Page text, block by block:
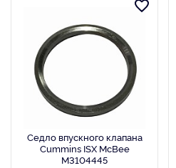
Седло впускного клапана
Cummins ISX McBee
M3104445